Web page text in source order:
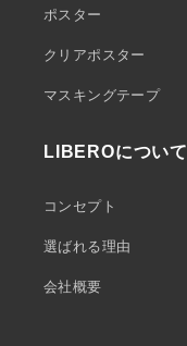
ポスター
クリアポスター
マスキングテープ
LIBEROについて
コンセプト
選ばれる理由
会社概要